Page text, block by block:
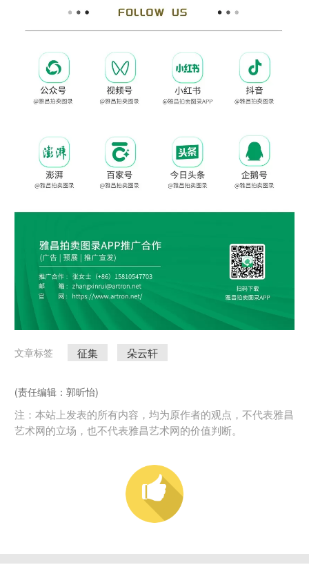
文章标签 征集 朵云轩
(责任编辑：郭昕怡)
注：本站上发表的所有内容，均为原作者的观点，不代表雅昌
艺术网的立场，也不代表雅昌艺术网的价值判断。